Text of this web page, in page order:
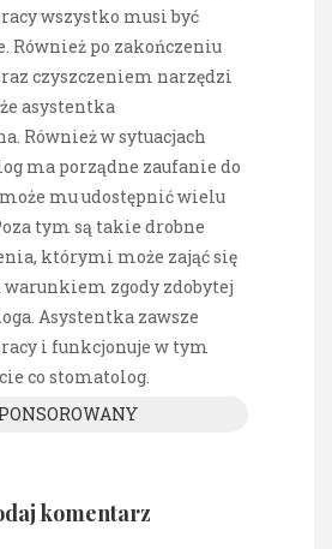
wszystko musi być
Również po zakończeniu
czyszczeniem narzędzi
asystentka
Również w sytuacjach
ma porządne zaufanie do
mu udostępnić wielu
tym są takie drobne
którymi może zająć się
warunkiem zgody zdobytej
Asystentka zawsze
i funkcjonuje w tym
co stomatolog.
komentarz